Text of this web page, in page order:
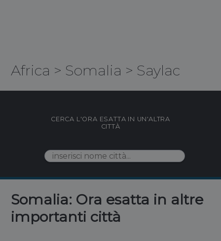
Africa > Somalia > Saylac
CERCA L'ORA ESATTA IN UN'ALTRA
CITTÀ
Somalia: Ora esatta in altre
importanti città